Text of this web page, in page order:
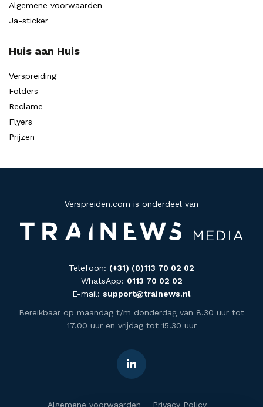
Algemene voorwaarden
Ja-sticker
Huis aan Huis
Verspreiding
Folders
Reclame
Flyers
Prijzen
Verspreiden.com is onderdeel van
Telefoon: (+31) (0)113 70 02 02
WhatsApp: 0113 70 02 02
E-mail: support@trainews.nl
Bereikbaar op maandag t/m donderdag van 8.30 uur tot
17.00 uur en vrijdag tot 15.30 uur
Algemene voorwaarden Privacy Policy